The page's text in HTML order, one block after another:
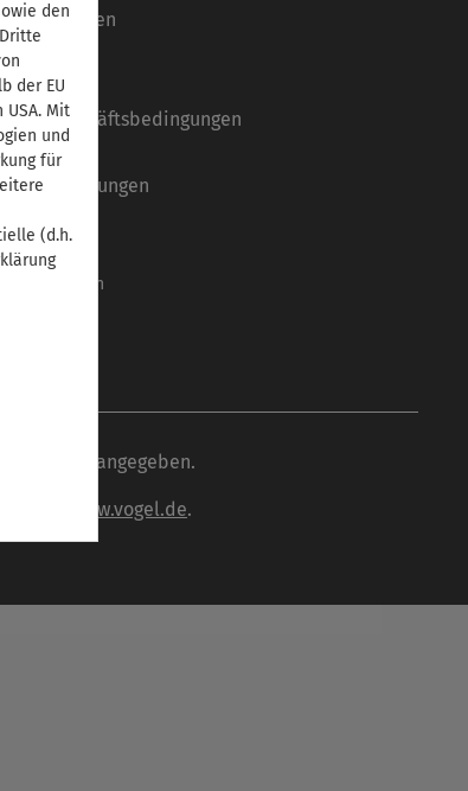
Autoren
Geschäftsbedingungen
Einstellungen
anders angegeben.
unter www.vogel.de.
den
der EU
Mit
und
für
(d.h.